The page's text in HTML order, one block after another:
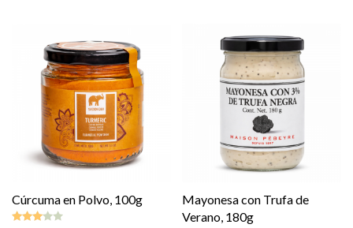
Cúrcuma en Polvo, 100g
Mayonesa con Trufa de
Verano, 180g